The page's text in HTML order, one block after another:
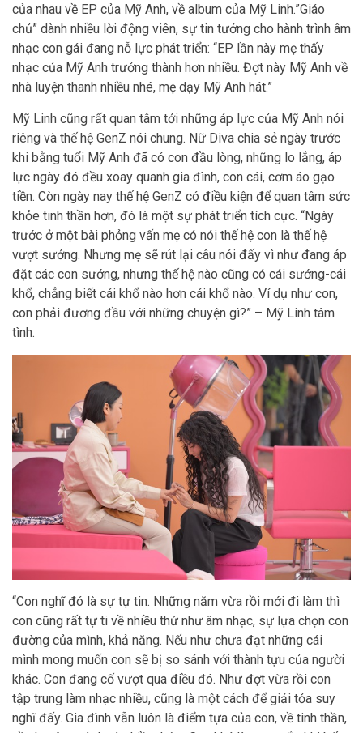
của nhau về EP của Mỹ Anh, về album của Mỹ Linh.”Giáo
chủ” dành nhiều lời động viên, sự tin tưởng cho hành trình âm
nhạc con gái đang nỗ lực phát triển: “EP lần này mẹ thấy
nhạc của Mỹ Anh trưởng thành hơn nhiều. Đợt này Mỹ Anh về
nhà luyện thanh nhiều nhé, mẹ dạy Mỹ Anh hát.”
Mỹ Linh cũng rất quan tâm tới những áp lực của Mỹ Anh nói
riêng và thế hệ GenZ nói chung. Nữ Diva chia sẻ ngày trước
khi bằng tuổi Mỹ Anh đã có con đầu lòng, những lo lắng, áp
lực ngày đó đều xoay quanh gia đình, con cái, cơm áo gạo
tiền. Còn ngày nay thế hệ GenZ có điều kiện để quan tâm sức
khỏe tinh thần hơn, đó là một sự phát triển tích cực. “Ngày
trước ở một bài phỏng vấn mẹ có nói thế hệ con là thế hệ
vượt sướng. Nhưng mẹ sẽ rút lại câu nói đấy vì như đang áp
đặt các con sướng, nhưng thế hệ nào cũng có cái sướng-cái
khổ, chẳng biết cái khổ nào hơn cái khổ nào. Ví dụ như con,
con phải đương đầu với những chuyện gì?” – Mỹ Linh tâm
tình.
“Con nghĩ đó là sự tự tin. Những năm vừa rồi mới đi làm thì
con cũng rất tự ti về nhiều thứ như âm nhạc, sự lựa chọn con
đường của mình, khả năng. Nếu như chưa đạt những cái
mình mong muốn con sẽ bị so sánh với thành tựu của người
khác. Con đang cố vượt qua điều đó. Như đợt vừa rồi con
tập trung làm nhạc nhiều, cũng là một cách để giải tỏa suy
nghĩ đấy. Gia đình vẫn luôn là điểm tựa của con, về tinh thần,